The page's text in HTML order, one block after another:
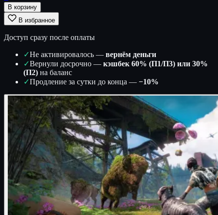
В корзину
В избранное
Доступ сразу после оплаты
✓Не активировалось — вернём деньги
✓Вернули досрочно — кэшбек 60% (П1/П3) или 30%
(П2) на баланс
✓Продление за сутки до конца — −10%